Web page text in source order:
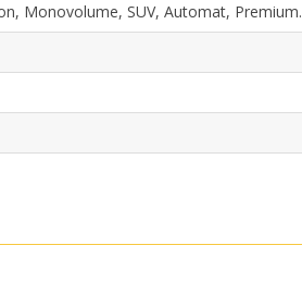
Monovolume, SUV, Automat, Premium.